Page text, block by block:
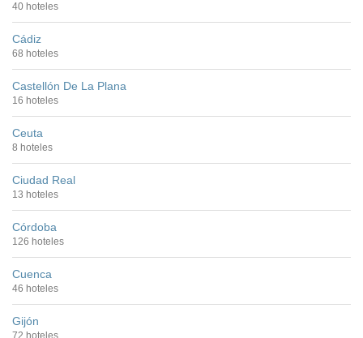
40 hoteles
Cádiz
68 hoteles
Castellón De La Plana
16 hoteles
Ceuta
8 hoteles
Ciudad Real
13 hoteles
Córdoba
126 hoteles
Cuenca
46 hoteles
Gijón
72 hoteles